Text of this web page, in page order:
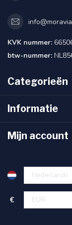
KVK nummer:
btw-nummer:
Categorieën
Informatie
Mijn account
€